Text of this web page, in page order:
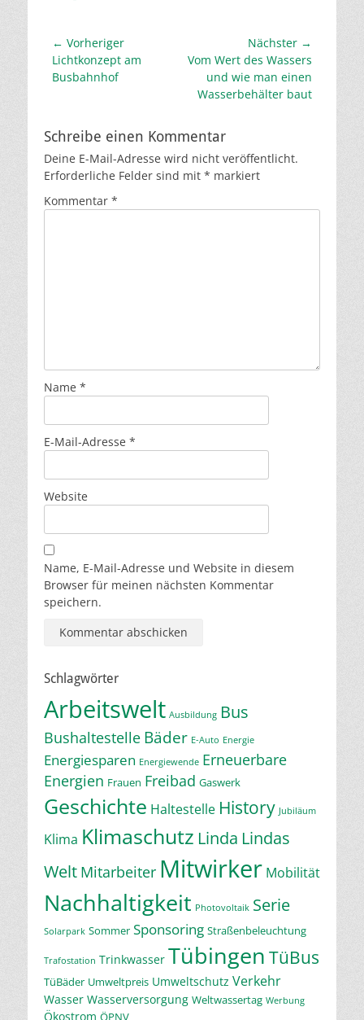
b
o
o
Beitragsnavigation
← Vorheriger
Vorheriger
Beitrag:
Lichtkonzept am
Busbahnhof
Nächster →
Nächster
Beitrag:
Vom Wert des Wassers
und wie man einen
Wasserbehälter baut
Schreibe einen Kommentar
Deine E-Mail-Adresse wird nicht veröffentlicht.
Erforderliche Felder sind mit * markiert
Kommentar *
Name *
E-Mail-Adresse *
Website
Name, E-Mail-Adresse und Website in diesem
Browser für meinen nächsten Kommentar
speichern.
Schlagwörter
Arbeitswelt Ausbildung Bus
Bushaltestelle Bäder E-Auto Energie
Energiesparen Energiewende Erneuerbare
Energien Frauen Freibad Gaswerk
Geschichte Haltestelle History Jubiläum
Klima Klimaschutz Linda Lindas
Welt Mitarbeiter Mitwirker Mobilität
Nachhaltigkeit Photovoltaik Serie
Solarpark Sommer Sponsoring Straßenbeleuchtung
Trafostation Trinkwasser Tübingen TüBus
TüBäder Umweltpreis Umweltschutz Verkehr
Wasser Wasserversorgung Weltwassertag Werbung
Ökostrom